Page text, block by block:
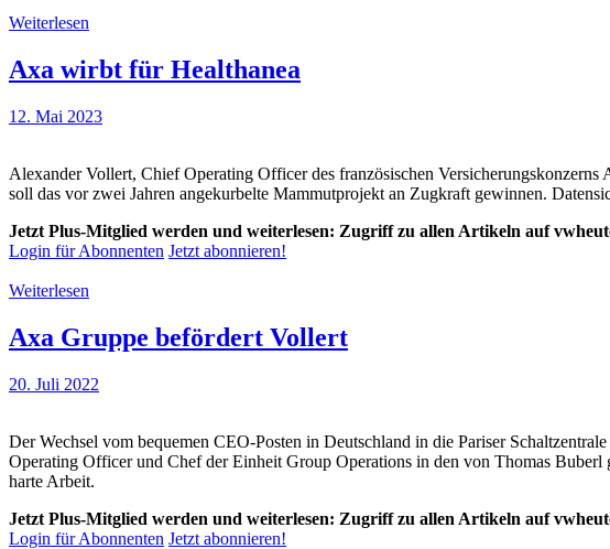
Weiterlesen
Axa wirbt für Healthanea
12. Mai 2023
Alexander Vollert, Chief Operating Officer des französischen
soll das vor zwei Jahren angekurbelte Mammutprojekt an Zugkraft gewinnen.
Jetzt Plus-Mitglied werden und weiterlesen: Zugriff zu allen Artikeln auf
Login für Abonnenten Jetzt abonnieren!
Weiterlesen
Axa Gruppe befördert Vollert
20. Juli 2022
Der Wechsel vom bequemen CEO-Posten in Deutschland in die Pariser
Operating Officer und Chef der Einheit Group Operations in den von Thomas
harte Arbeit.
Jetzt Plus-Mitglied werden und weiterlesen: Zugriff zu allen Artikeln auf
Login für Abonnenten Jetzt abonnieren!